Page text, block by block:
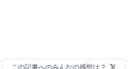
この記事へのみんなの感想は？